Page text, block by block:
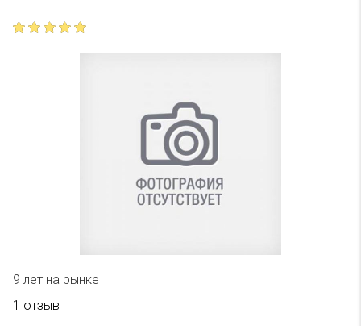
9 лет на рынке
1 отзыв